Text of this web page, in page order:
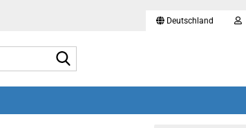
Deutschland